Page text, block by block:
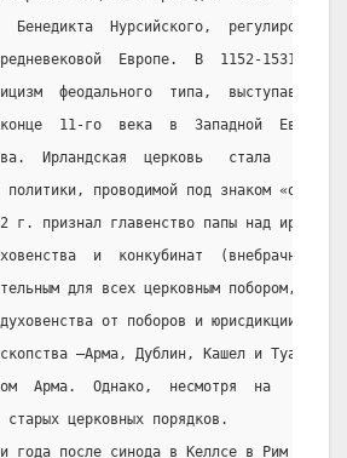
Бенедикта  Нурсийского,
Европе.  В  1152-1531  гг.
феодального  типа,  выступавший
11-го  века  в  Западной  Европе
Ирландская  церковь   стала
политики, проводимой под знаком
г. признал главенство папы над
и  конкубинат  (внебрачное
для всех церковным побором,
от поборов и юрисдикции
–Арма, Дублин, Кашел и Туам,
Арма.  Однако,  несмотря  на   это,
старых церковных порядков.
года после синода в Келлсе в Рим